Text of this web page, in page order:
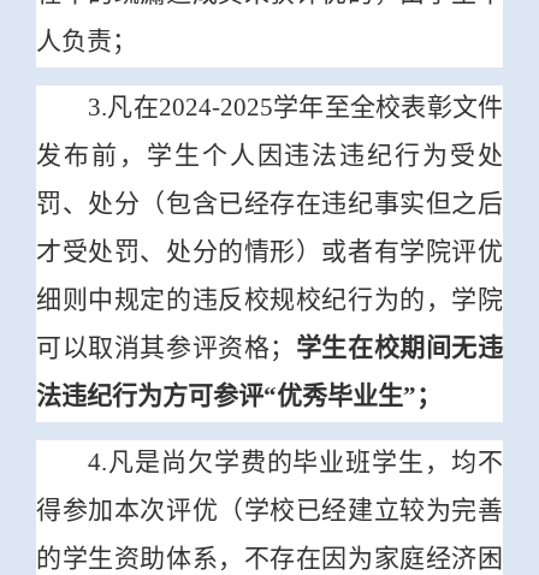
人负责；
3.凡在2024-2025学年至全校表彰文件
发布前，学生个人因违法违纪行为受处
罚、处分（包含已经存在违纪事实但之后
才受处罚、处分的情形）或者有学院评优
细则中规定的违反校规校纪行为的，学院
可以取消其参评资格； 学生在校期间无违
法违纪行为方可参评“优秀毕业生”；
4.凡是尚欠学费的毕业班学生，均不
得参加本次评优（学校已经建立较为完善
的学生资助体系，不存在因为家庭经济困